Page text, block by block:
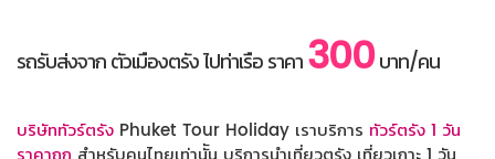
รถรับส่งจาก ตัวเมืองตรัง ไปท่าเรือ ราคา300บาท/คน
บริษัททัวร์ตรัง Phuket Tour Holiday เราบริการ ทัวร์ตรัง 1 วัน